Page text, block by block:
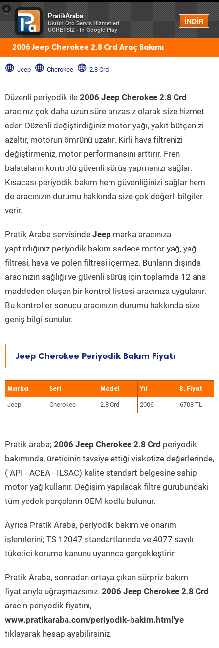
×
PratikAraba
Üstün Oto Servis Hizmetleri
ÜCRETSİZ - In Google Play
İNDİR
Menü
2006 Jeep Cherokee 2.8 Crd Araç Bakımı
Jeep Cherokee 2.8 Crd
Düzenli periyodik ile 2006 Jeep Cherokee 2.8 Crd
aracınız çok daha uzun süre arızasız olarak size hizmet
eder. Düzenli değiştirdiğiniz motor yağı, yakıt bütçenizi
azaltır, motorun ömrünü uzatır. Kirli hava filtrenizi
değiştirmeniz, motor performansını arttırır. Fren
balataların kontrolü güvenli sürüş yapmanızı sağlar.
Kısacası periyodik bakım hem güvenliğinizi sağlar hem
de aracınızın durumu hakkında size çok değerli bilgiler
verir.
Pratik Araba servisinde Jeep marka aracınıza
yaptırdığınız periyodik bakım sadece motor yağ, yağ
filtresi, hava ve polen filtresi içermez. Bunların dışında
aracınızın sağlığı ve güvenli sürüş için toplamda 12 ana
maddeden oluşan bir kontrol listesi aracınıza uygulanır.
Bu kontroller sonucu aracınızın durumu hakkında size
geniş bilgi sunulur.
Jeep Cherokee Periyodik Bakım Fiyatı
Marka Seri Model Yıl
Jeep Cherokee 2.8 Crd 2006 6708 TL
Pratik araba; 2006 Jeep Cherokee 2.8 Crd periyodik
bakımında, üreticinin tavsiye ettiği viskotize değerlerinde,
( API - ACEA - ILSAC) kalite standart belgesine sahip
motor yağ kullanır. Değişim yapılacak filtre gurubundaki
tüm yedek parçaların OEM kodlu bulunur.
Ayrıca Pratik Araba, periyodik bakım ve onarım
işlemlerini; TS 12047 standartlarında ve 4077 sayılı
tüketici koruma kanunu uyarınca gerçekleştirir.
Pratik Araba, sonradan ortaya çıkan sürpriz bakım
fiyatlarıyla uğraşmazsınız. 2006 Jeep Cherokee 2.8 Crd
aracın periyodik fiyatını,
www.pratikaraba.com/periyodik-bakim.html'ye
tıklayarak hesaplayabilirsiniz.